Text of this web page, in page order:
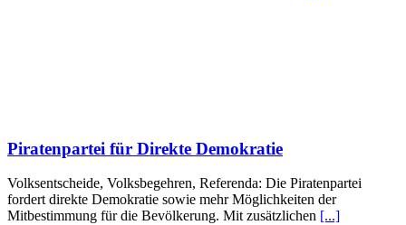
Piratenpartei für Direkte Demokratie
Volksentscheide, Volksbegehren, Referenda: Die Piratenpartei
fordert direkte Demokratie sowie mehr Möglichkeiten der
Mitbestimmung für die Bevölkerung. Mit zusätzlichen [...]